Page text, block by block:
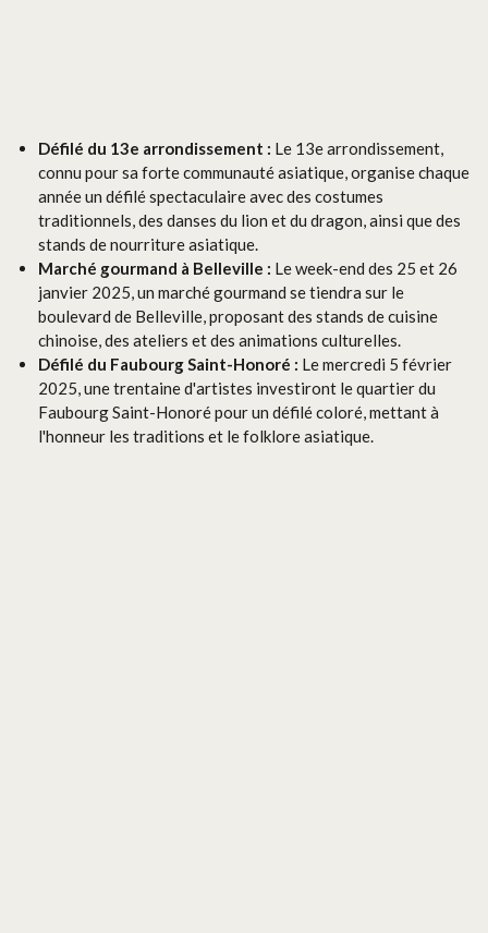
Défilé du 13e arrondissement : Le 13e arrondissement,
connu pour sa forte communauté asiatique, organise chaque
année un défilé spectaculaire avec des costumes
traditionnels, des danses du lion et du dragon, ainsi que des
stands de nourriture asiatique.
Marché gourmand à Belleville : Le week-end des 25 et 26
janvier 2025, un marché gourmand se tiendra sur le
boulevard de Belleville, proposant des stands de cuisine
chinoise, des ateliers et des animations culturelles.
Défilé du Faubourg Saint-Honoré : Le mercredi 5 février
2025, une trentaine d'artistes investiront le quartier du
Faubourg Saint-Honoré pour un défilé coloré, mettant à
l'honneur les traditions et le folklore asiatique.